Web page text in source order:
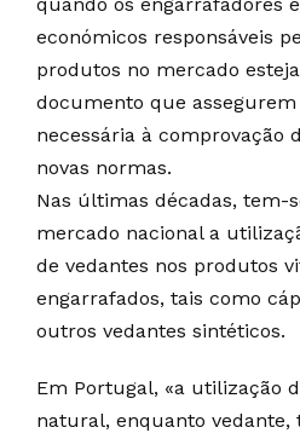
económicos responsáveis
produtos no mercado
documento que
necessária à comprovação
novas normas.
Nas últimas décadas, tem-
mercado nacional a
de vedantes nos produtos
engarrafados, tais como
outros vedantes sintéticos.
Em Portugal, «a utilização
natural, enquanto